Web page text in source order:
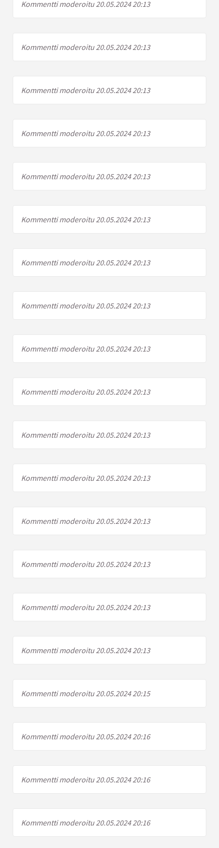
Kommentti moderoitu 20.05.2024 20:13
Kommentti moderoitu 20.05.2024 20:13
Kommentti moderoitu 20.05.2024 20:13
Kommentti moderoitu 20.05.2024 20:13
Kommentti moderoitu 20.05.2024 20:13
Kommentti moderoitu 20.05.2024 20:13
Kommentti moderoitu 20.05.2024 20:13
Kommentti moderoitu 20.05.2024 20:13
Kommentti moderoitu 20.05.2024 20:13
Kommentti moderoitu 20.05.2024 20:13
Kommentti moderoitu 20.05.2024 20:13
Kommentti moderoitu 20.05.2024 20:13
Kommentti moderoitu 20.05.2024 20:13
Kommentti moderoitu 20.05.2024 20:13
Kommentti moderoitu 20.05.2024 20:13
Kommentti moderoitu 20.05.2024 20:13
Kommentti moderoitu 20.05.2024 20:15
Kommentti moderoitu 20.05.2024 20:16
Kommentti moderoitu 20.05.2024 20:16
Kommentti moderoitu 20.05.2024 20:16